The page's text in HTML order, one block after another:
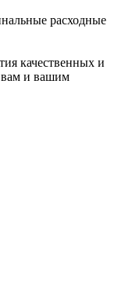
расходные
качественных и
вам и вашим